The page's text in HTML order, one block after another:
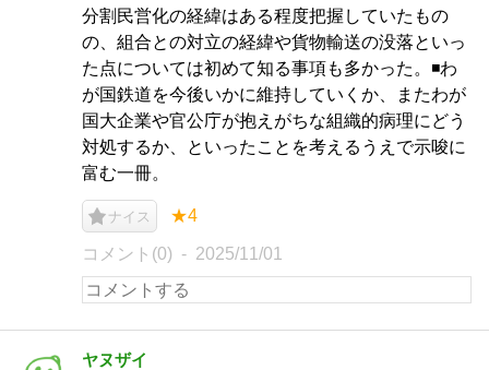
分割民営化の経緯はある程度把握していたもの
の、組合との対立の経緯や貨物輸送の没落といっ
た点については初めて知る事項も多かった。◾️わ
が国鉄道を今後いかに維持していくか、またわが
国大企業や官公庁が抱えがちな組織的病理にどう
対処するか、といったことを考えるうえで示唆に
富む一冊。
ナイス ★4
コメント(0) 2025/11/01
ヤヌザイ